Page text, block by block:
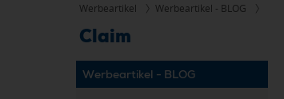
Werbeartikel Werbeartikel - BLOG
Claim
Werbeartikel - BLOG